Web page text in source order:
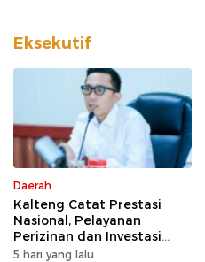
DPD Direduksi
Eksekutif
Daerah
Kalteng Catat Prestasi
Nasional, Pelayanan
Perizinan dan Investasi
Raih Predikat Sangat Baik
5 hari yang lalu